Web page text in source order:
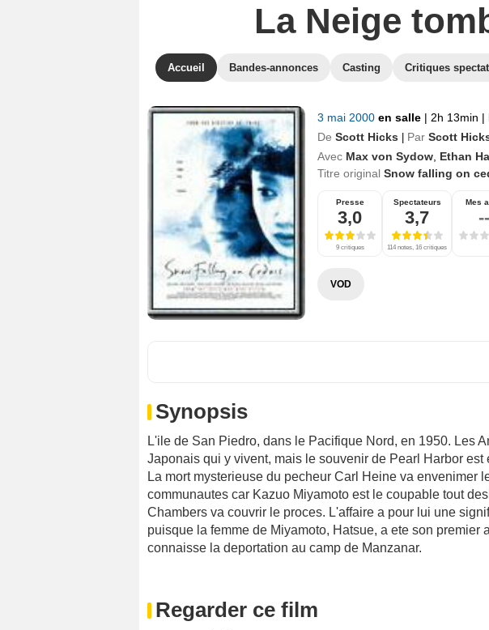
La Neige
Accueil Bandes-annonces Casting Critiques
3 mai 2000 en salle | 2h 13min |
De Scott Hicks Par Scott
Avec Max von Sydow Ethan
Titre original Snow falling on
Presse
3,0
9 critiques
Spectateurs
3,7
114 notes, 16 critiques
Mes
--
VOD
Synopsis
L'ile de San Piedro, dans le Pacifique Nord, en 1950. Les
Japonais qui y vivent, mais le souvenir de Pearl Harbor est
La mort mysterieuse du pecheur Carl Heine va envenimer
communautes car Kazuo Miyamoto est le coupable tout
Chambers va couvrir le proces. L'affaire a pour lui une
puisque la femme de Miyamoto, Hatsue, a ete son premier
connaisse la deportation au camp de Manzanar.
Regarder ce film